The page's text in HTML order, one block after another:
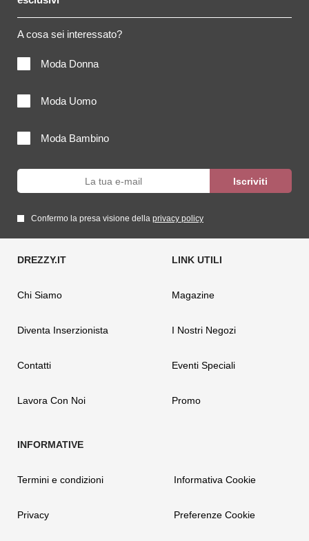
A cosa sei interessato?
Moda Donna
Moda Uomo
Moda Bambino
Confermo la presa visione della privacy policy
Chi Siamo
Diventa Inserzionista
Contatti
Lavora Con Noi
Magazine
I Nostri Negozi
Eventi Speciali
Promo
Termini e condizioni
Privacy
Informativa Cookie
Preferenze Cookie